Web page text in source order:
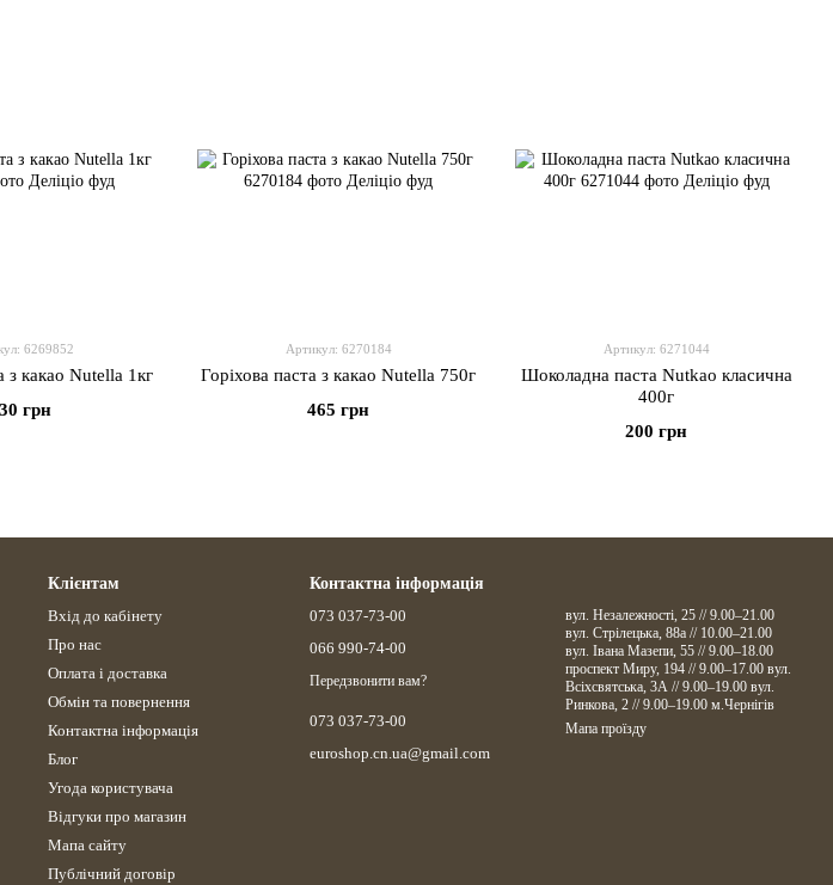
6269852
з какао Nutella 1кг
грн
Артикул: 6270184
Горіхова паста з какао Nutella 750г
465 грн
Артикул: 6271044
Шоколадна паста Nutkao класична
400г
200 грн
Клієнтам
Вхід до кабінету
Про нас
Оплата і доставка
Обмін та повернення
Контактна інформація
Блог
Угода користувача
Відгуки про магазин
Мапа сайту
Публічний договір
Контактна інформація
073 037-73-00
066 990-74-00
Передзвонити вам?
073 037-73-00
euroshop.cn.ua@gmail.com
вул. Незалежності, 25 // 9.00–21.00
вул. Стрілецька, 88а // 10.00–21.00
вул. Івана Мазепи, 55 // 9.00–18.00
проспект Миру, 194 // 9.00–17.00 вул.
Всіхсвятська, 3А // 9.00–19.00 вул.
Ринкова, 2 // 9.00–19.00 м.Чернігів
Мапа проїзду